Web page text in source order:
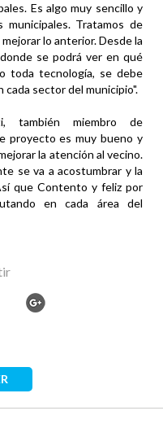
Es algo muy sencillo y
municipales. Tratamos de
lo anterior. Desde la
se podrá ver en qué
toda tecnología, se debe
cada sector del municipio".
también miembro de
proyecto es muy bueno y
la atención al vecino.
se va a acostumbrar y la
que Contento y feliz por
en cada área del